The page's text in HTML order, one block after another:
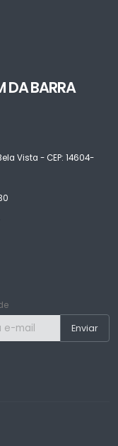
DA BARRA
Vista - CEP: 14604-